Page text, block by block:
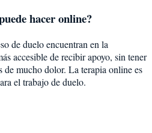
hacer online?
de duelo encuentran en la
accesible de recibir apoyo, sin tener
de mucho dolor. La terapia online es
el trabajo de duelo.